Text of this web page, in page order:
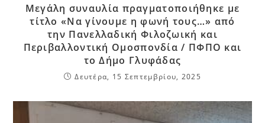
Μεγάλη συναυλία πραγματοποιήθηκε με
τίτλο «Να γίνουμε η φωνή τους…» από
την Πανελλαδική Φιλοζωική και
Περιβαλλοντική Ομοσπονδία / ΠΦΠΟ και
το Δήμο Γλυφάδας
Δευτέρα, 15 Σεπτεμβρίου, 2025